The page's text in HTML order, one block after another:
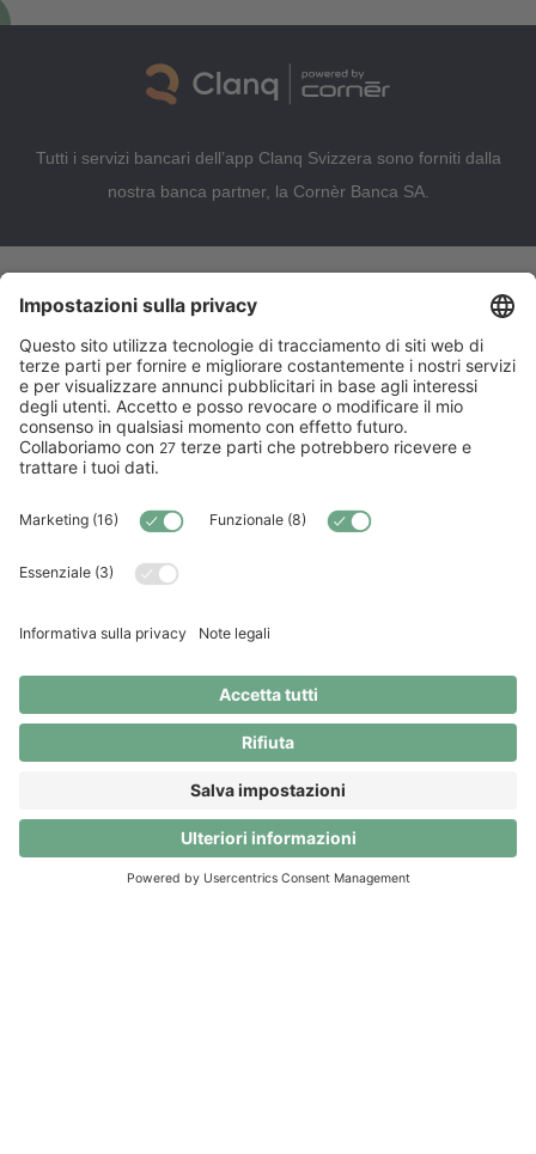
© Clanq AG. Tutti i diritti riservati.
Tutti i servizi bancari dell’app Clanq Svizzera sono forniti dalla
nostra banca partner, la Cornèr Banca SA.
Prova Clanq Premium gratis fino al
30.09.2026, tutti i vantaggi Premium sono
Clanq Basic (a 0 CHF) o continua con Premium a 5
CHF al mese.
Scarica l'app